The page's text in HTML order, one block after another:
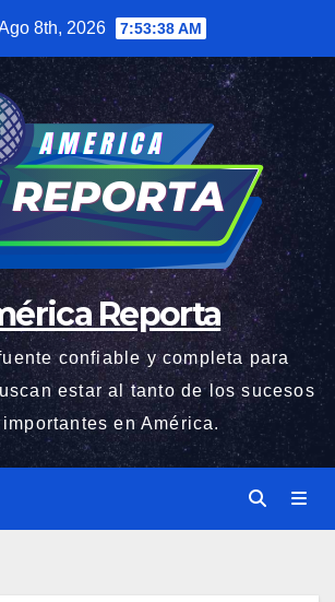
8th, 2026 7:53:39 AM
Reporta
confiable y completa para
estar al tanto de los sucesos
importantes en América.